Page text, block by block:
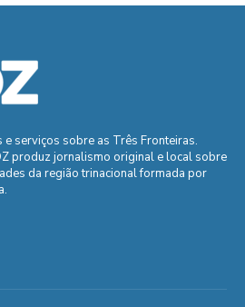
serviços sobre as Três Fronteiras.
produz jornalismo original e local sobre
da região trinacional formada por